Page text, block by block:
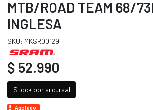
MTB/ROAD TEAM 68/
INGLESA
SKU: MKSR00129
$ 52.990
Stock por sucursal
Agotado.